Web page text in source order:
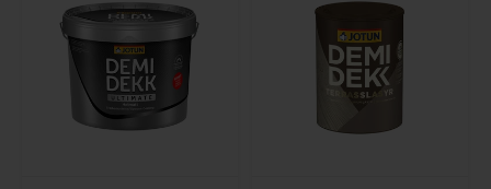
gratis verzonden als
brievenbuspost.